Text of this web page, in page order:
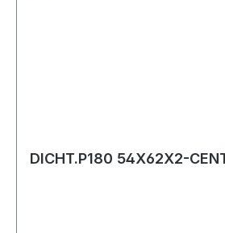
DICHT.P180 54X62X2-